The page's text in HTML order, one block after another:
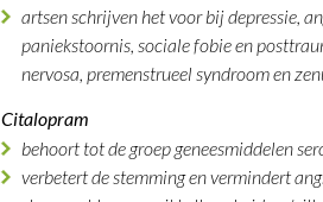
artsen schrijven het voor bij depressie,
paniekstoornis, sociale fobie en
nervosa, premenstrueel syndroom en
Citalopram
behoort tot de groep geneesmiddelen
verbetert de stemming en vermindert